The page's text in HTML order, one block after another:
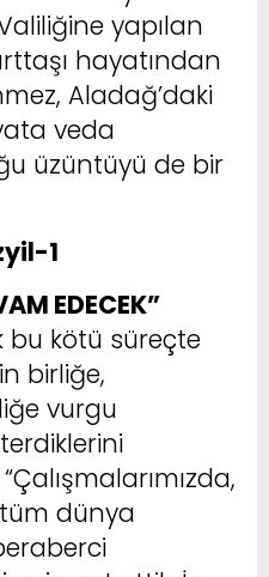
yapılan
hayatından
Aladağ’daki
veda
üzüntüyü de bir
EDECEK”
bu kötü süreçte
birliğe,
vurgu
tüm dünya